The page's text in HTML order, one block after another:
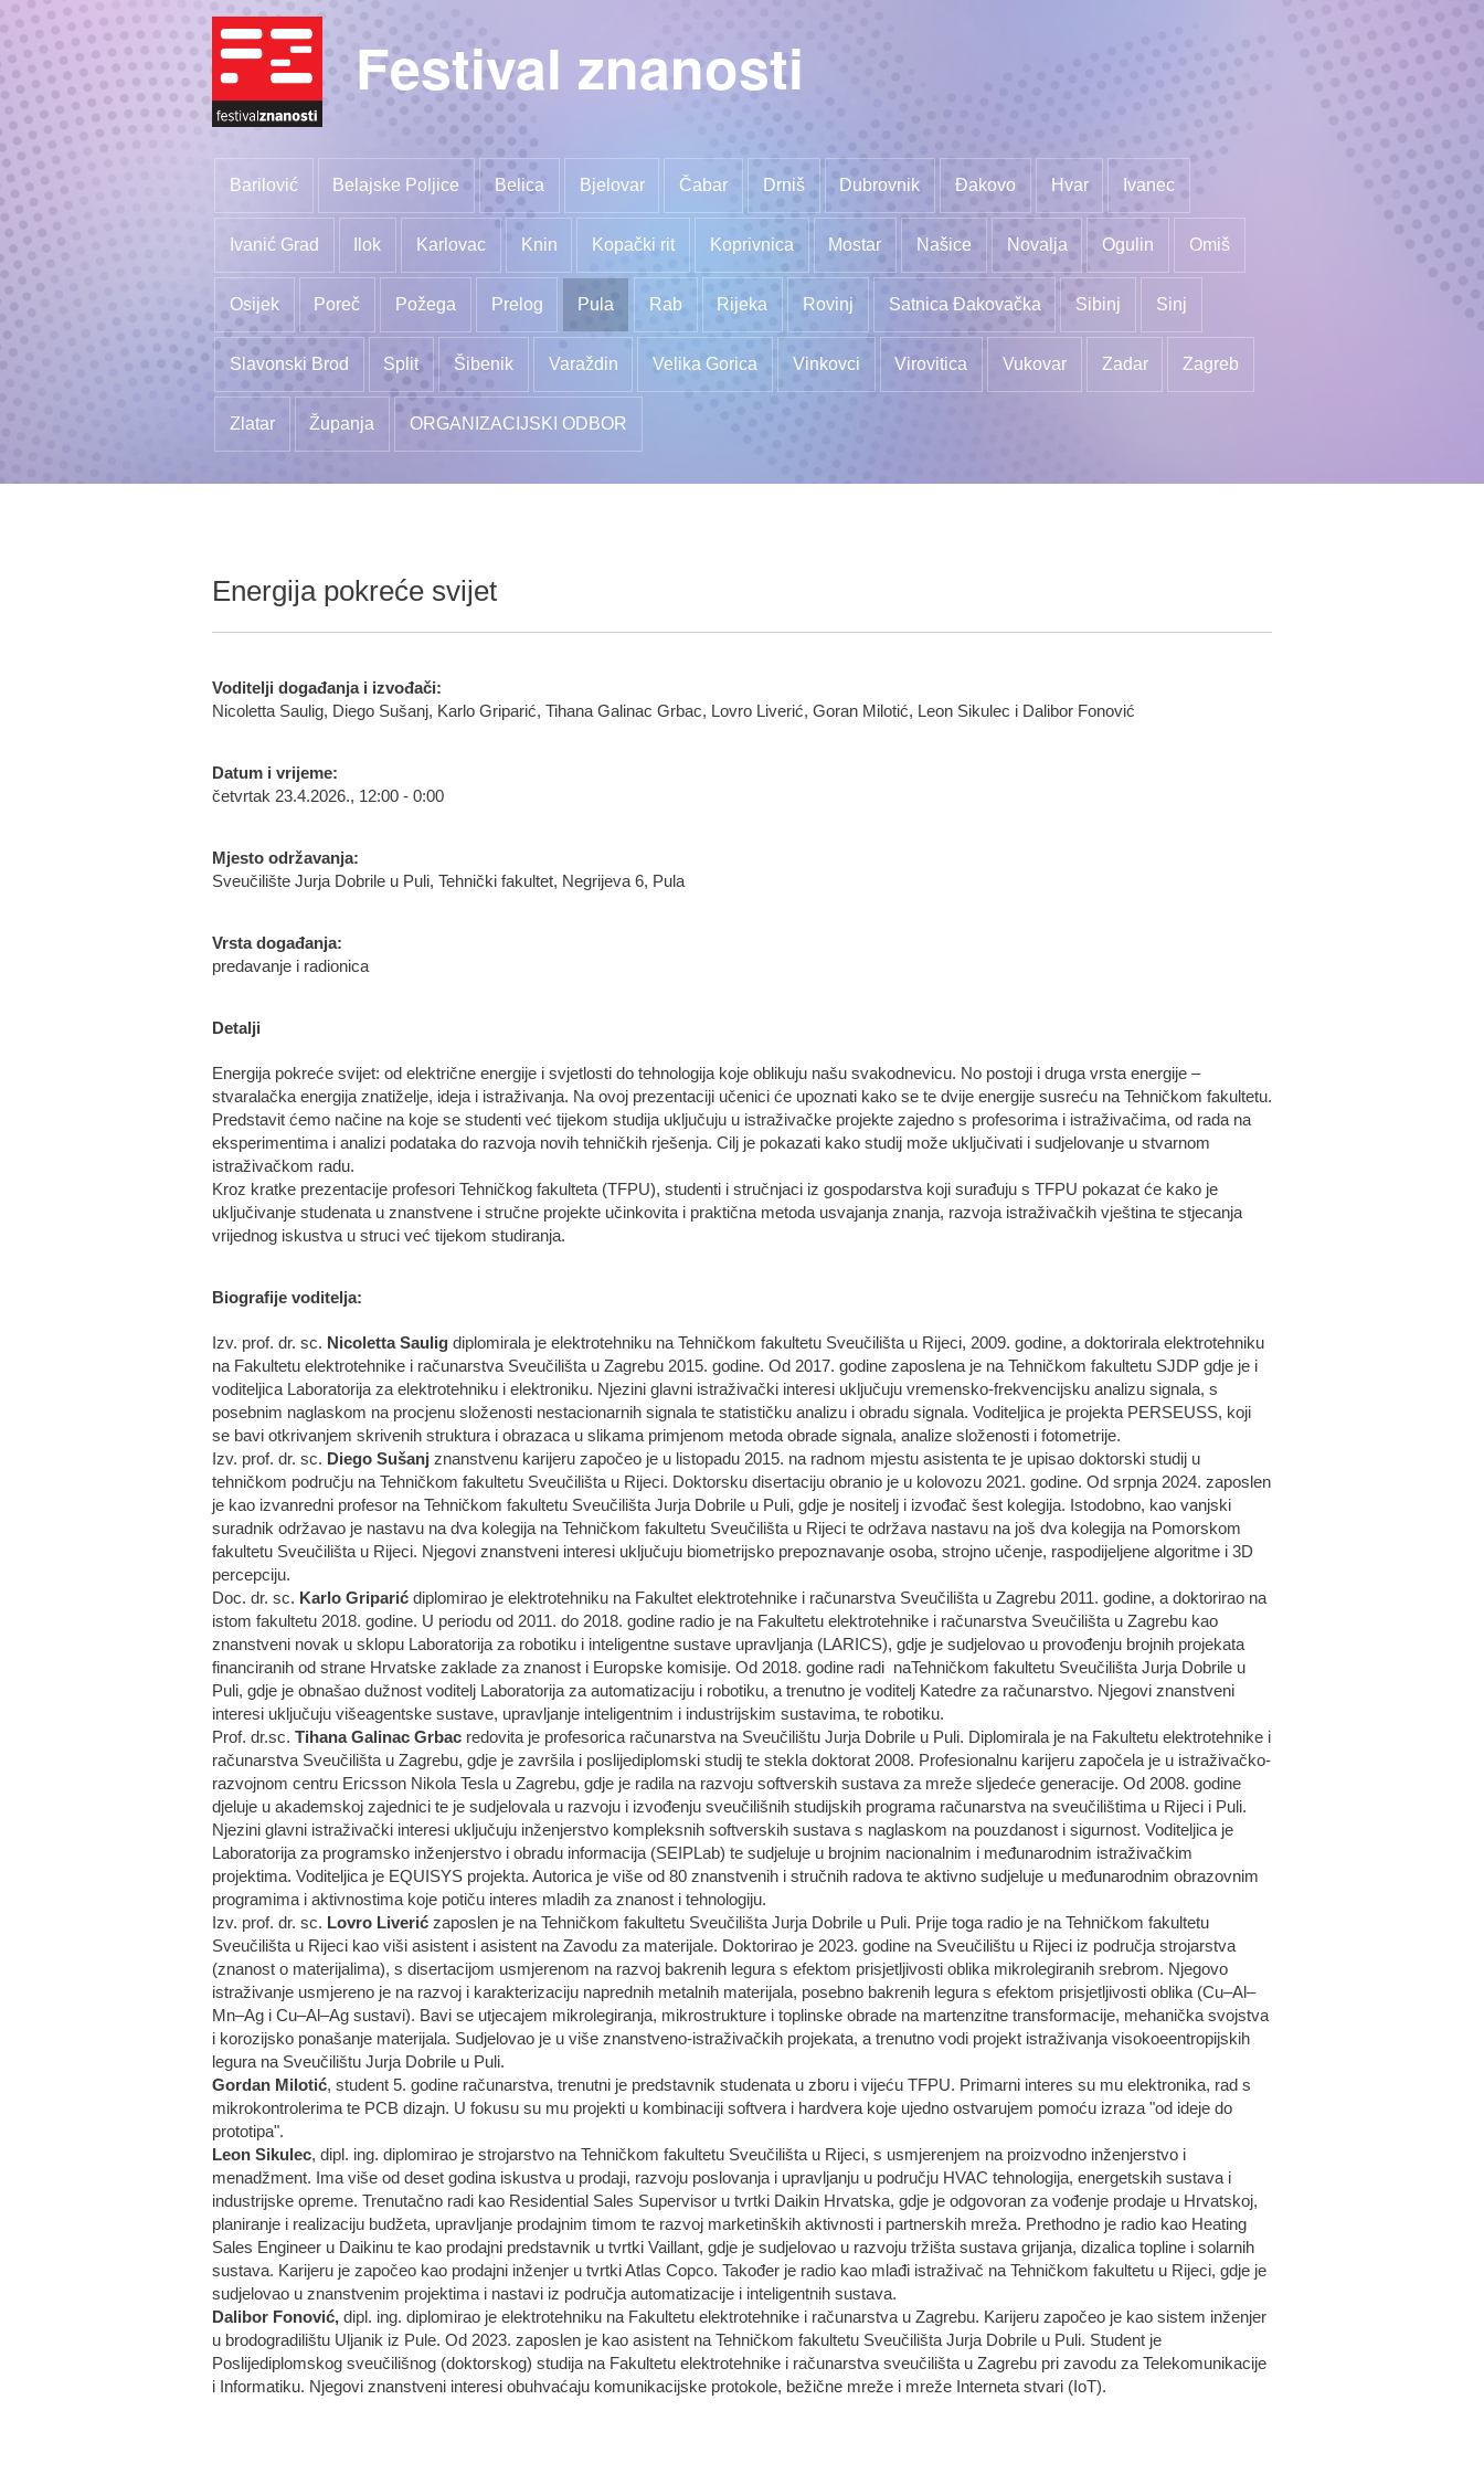
Festival znanosti
Barilović Belajske Poljice Belica Bjelovar Čabar Drniš Dubrovnik Đakovo Hvar Ivanec
Ivanić Grad Ilok Karlovac Knin Kopački rit Koprivnica Mostar Našice Novalja Ogulin Omiš
Osijek Poreč Požega Prelog Pula Rab Rijeka Rovinj Satnica Đakovačka Sibinj Sinj
Slavonski Brod Split Šibenik Varaždin Velika Gorica Vinkovci Virovitica Vukovar Zadar Zagreb
Zlatar Županja ORGANIZACIJSKI ODBOR
Energija pokreće svijet
Voditelji događanja i izvođači:
Nicoletta Saulig, Diego Sušanj, Karlo Griparić, Tihana Galinac Grbac, Lovro Liverić, Goran Milotić, Leon Sikulec i Dalibor Fonović
Datum i vrijeme:
četvrtak 23.4.2026., 12:00 - 0:00
Mjesto održavanja:
Sveučilište Jurja Dobrile u Puli, Tehnički fakultet, Negrijeva 6, Pula
Vrsta događanja:
predavanje i radionica
Detalji
Energija pokreće svijet: od električne energije i svjetlosti do tehnologija koje oblikuju našu svakodnevicu. No postoji i druga vrsta energije –
stvaralačka energija znatiželje, ideja i istraživanja. Na ovoj prezentaciji učenici će upoznati kako se te dvije energije susreću na Tehničkom fakultetu.
Predstavit ćemo načine na koje se studenti već tijekom studija uključuju u istraživačke projekte zajedno s profesorima i istraživačima, od rada na
eksperimentima i analizi podataka do razvoja novih tehničkih rješenja. Cilj je pokazati kako studij može uključivati i sudjelovanje u stvarnom
istraživačkom radu.
Kroz kratke prezentacije profesori Tehničkog fakulteta (TFPU), studenti i stručnjaci iz gospodarstva koji surađuju s TFPU pokazat će kako je
uključivanje studenata u znanstvene i stručne projekte učinkovita i praktična metoda usvajanja znanja, razvoja istraživačkih vještina te stjecanja
vrijednog iskustva u struci već tijekom studiranja.
Biografije voditelja:
Izv. prof. dr. sc. Nicoletta Saulig diplomirala je elektrotehniku na Tehničkom fakultetu Sveučilišta u Rijeci, 2009. godine, a doktorirala elektrotehniku
na Fakultetu elektrotehnike i računarstva Sveučilišta u Zagrebu 2015. godine. Od 2017. godine zaposlena je na Tehničkom fakultetu SJDP gdje je i
voditeljica Laboratorija za elektrotehniku i elektroniku. Njezini glavni istraživački interesi uključuju vremensko-frekvencijsku analizu signala, s
posebnim naglaskom na procjenu složenosti nestacionarnih signala te statističku analizu i obradu signala. Voditeljica je projekta PERSEUSS, koji
se bavi otkrivanjem skrivenih struktura i obrazaca u slikama primjenom metoda obrade signala, analize složenosti i fotometrije.
Izv. prof. dr. sc. Diego Sušanj znanstvenu karijeru započeo je u listopadu 2015. na radnom mjestu asistenta te je upisao doktorski studij u
tehničkom području na Tehničkom fakultetu Sveučilišta u Rijeci. Doktorsku disertaciju obranio je u kolovozu 2021. godine. Od srpnja 2024. zaposlen
je kao izvanredni profesor na Tehničkom fakultetu Sveučilišta Jurja Dobrile u Puli, gdje je nositelj i izvođač šest kolegija. Istodobno, kao vanjski
suradnik održavao je nastavu na dva kolegija na Tehničkom fakultetu Sveučilišta u Rijeci te održava nastavu na još dva kolegija na Pomorskom
fakultetu Sveučilišta u Rijeci. Njegovi znanstveni interesi uključuju biometrijsko prepoznavanje osoba, strojno učenje, raspodijeljene algoritme i 3D
percepciju.
Doc. dr. sc. Karlo Griparić diplomirao je elektrotehniku na Fakultet elektrotehnike i računarstva Sveučilišta u Zagrebu 2011. godine, a doktorirao na
istom fakultetu 2018. godine. U periodu od 2011. do 2018. godine radio je na Fakultetu elektrotehnike i računarstva Sveučilišta u Zagrebu kao
znanstveni novak u sklopu Laboratorija za robotiku i inteligentne sustave upravljanja (LARICS), gdje je sudjelovao u provođenju brojnih projekata
financiranih od strane Hrvatske zaklade za znanost i Europske komisije. Od 2018. godine radi naTehničkom fakultetu Sveučilišta Jurja Dobrile u
Puli, gdje je obnašao dužnost voditelj Laboratorija za automatizaciju i robotiku, a trenutno je voditelj Katedre za računarstvo. Njegovi znanstveni
interesi uključuju višeagentske sustave, upravljanje inteligentnim i industrijskim sustavima, te robotiku.
Prof. dr.sc. Tihana Galinac Grbac redovita je profesorica računarstva na Sveučilištu Jurja Dobrile u Puli. Diplomirala je na Fakultetu elektrotehnike i
računarstva Sveučilišta u Zagrebu, gdje je završila i poslijediplomski studij te stekla doktorat 2008. Profesionalnu karijeru započela je u istraživačko-
razvojnom centru Ericsson Nikola Tesla u Zagrebu, gdje je radila na razvoju softverskih sustava za mreže sljedeće generacije. Od 2008. godine
djeluje u akademskoj zajednici te je sudjelovala u razvoju i izvođenju sveučilišnih studijskih programa računarstva na sveučilištima u Rijeci i Puli.
Njezini glavni istraživački interesi uključuju inženjerstvo kompleksnih softverskih sustava s naglaskom na pouzdanost i sigurnost. Voditeljica je
Laboratorija za programsko inženjerstvo i obradu informacija (SEIPLab) te sudjeluje u brojnim nacionalnim i međunarodnim istraživačkim
projektima. Voditeljica je EQUISYS projekta. Autorica je više od 80 znanstvenih i stručnih radova te aktivno sudjeluje u međunarodnim obrazovnim
programima i aktivnostima koje potiču interes mladih za znanost i tehnologiju.
Izv. prof. dr. sc. Lovro Liverić zaposlen je na Tehničkom fakultetu Sveučilišta Jurja Dobrile u Puli. Prije toga radio je na Tehničkom fakultetu
Sveučilišta u Rijeci kao viši asistent i asistent na Zavodu za materijale. Doktorirao je 2023. godine na Sveučilištu u Rijeci iz područja strojarstva
(znanost o materijalima), s disertacijom usmjerenom na razvoj bakrenih legura s efektom prisjetljivosti oblika mikrolegiranih srebrom. Njegovo
istraživanje usmjereno je na razvoj i karakterizaciju naprednih metalnih materijala, posebno bakrenih legura s efektom prisjetljivosti oblika (Cu–Al–
Mn–Ag i Cu–Al–Ag sustavi). Bavi se utjecajem mikrolegiranja, mikrostrukture i toplinske obrade na martenzitne transformacije, mehanička svojstva
i korozijsko ponašanje materijala. Sudjelovao je u više znanstveno-istraživačkih projekata, a trenutno vodi projekt istraživanja visokoeentropijskih
legura na Sveučilištu Jurja Dobrile u Puli.
Gordan Milotić, student 5. godine računarstva, trenutni je predstavnik studenata u zboru i vijeću TFPU. Primarni interes su mu elektronika, rad s
mikrokontrolerima te PCB dizajn. U fokusu su mu projekti u kombinaciji softvera i hardvera koje ujedno ostvarujem pomoću izraza "od ideje do
prototipa".
Leon Sikulec, dipl. ing. diplomirao je strojarstvo na Tehničkom fakultetu Sveučilišta u Rijeci, s usmjerenjem na proizvodno inženjerstvo i
menadžment. Ima više od deset godina iskustva u prodaji, razvoju poslovanja i upravljanju u području HVAC tehnologija, energetskih sustava i
industrijske opreme. Trenutačno radi kao Residential Sales Supervisor u tvrtki Daikin Hrvatska, gdje je odgovoran za vođenje prodaje u Hrvatskoj,
planiranje i realizaciju budžeta, upravljanje prodajnim timom te razvoj marketinških aktivnosti i partnerskih mreža. Prethodno je radio kao Heating
Sales Engineer u Daikinu te kao prodajni predstavnik u tvrtki Vaillant, gdje je sudjelovao u razvoju tržišta sustava grijanja, dizalica topline i solarnih
sustava. Karijeru je započeo kao prodajni inženjer u tvrtki Atlas Copco. Također je radio kao mlađi istraživač na Tehničkom fakultetu u Rijeci, gdje je
sudjelovao u znanstvenim projektima i nastavi iz područja automatizacije i inteligentnih sustava.
Dalibor Fonović, dipl. ing. diplomirao je elektrotehniku na Fakultetu elektrotehnike i računarstva u Zagrebu. Karijeru započeo je kao sistem inženjer
u brodogradilištu Uljanik iz Pule. Od 2023. zaposlen je kao asistent na Tehničkom fakultetu Sveučilišta Jurja Dobrile u Puli. Student je
Poslijediplomskog sveučilišnog (doktorskog) studija na Fakultetu elektrotehnike i računarstva sveučilišta u Zagrebu pri zavodu za Telekomunikacije
i Informatiku. Njegovi znanstveni interesi obuhvaćaju komunikacijske protokole, bežične mreže i mreže Interneta stvari (IoT).